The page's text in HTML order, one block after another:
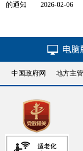
的通知
2026-02-06
电脑
中国政府网 地方主